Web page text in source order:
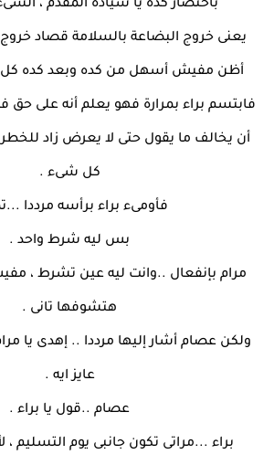
بأختصار كده يا سيادة المقدم ،
يعنى خروج البضاعة بالسلامة قصاد خروج
أظن مفيش أسهل من كده وبعد كده كل
فابتسم براء بمرارة فهو يعلم أنه على حق
أن يخالف ما يقول حتى لا يعرض زاد
كل شىء .
فأومىء براء برأسه مرددا
بس ليه شرط واحد .
مرام بإنفعال ..وانت ليه عين تشرط ،
هتشوفها تانى .
ولكن عصام أشار إليها مرددا .. إهدى يا
عايز ايه .
عصام ..قول يا براء .
براء ...مراتى تكون جانبى يوم